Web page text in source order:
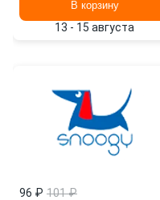
ST.E60/E90-VIOL SNOOGY
В корзину
13 - 15 августа
96 ₽ 101 ₽